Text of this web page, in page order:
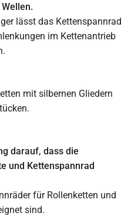
lässt das Kettenspannrad
im Kettenantrieb
darauf, dass die
und Kettenspannrad
für Rollenketten und
sind.